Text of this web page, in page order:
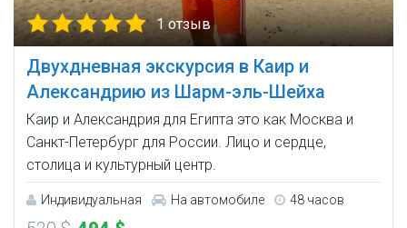
1 отзыв
Двухдневная экскурсия в Каир и
Александрию из Шарм-эль-Шейха
Каир и Александрия для Египта это как Москва и
Санкт-Петербург для России. Лицо и сердце,
столица и культурный центр.
Индивидуальная На автомобиле 48 часов